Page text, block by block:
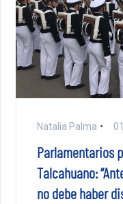
Natalia Palma
Parlamentarios
Talcahuano:
no debe haber